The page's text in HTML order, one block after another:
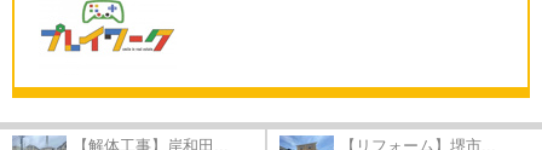
【解体工事】岸和田... 【リフォーム】堺市...